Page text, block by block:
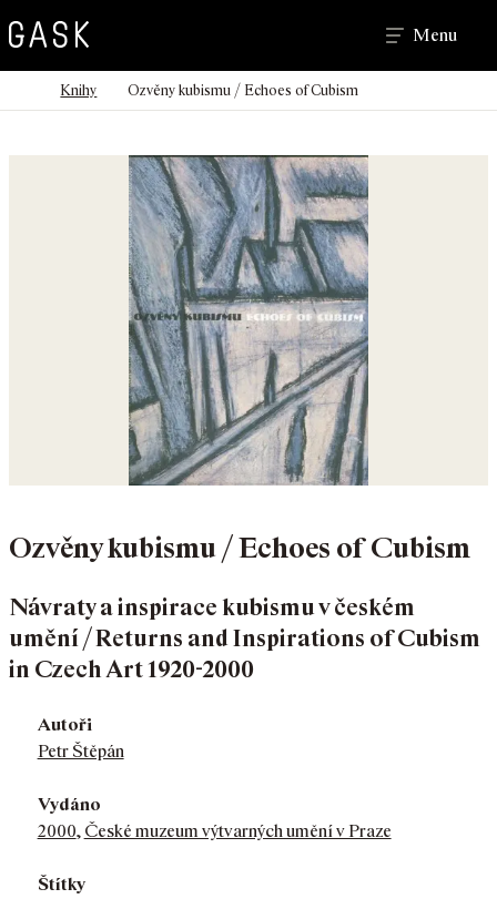
Hledat
Menu
DomůKnihy Ozvěny kubismu / Echoes of Cubism
Ozvěny kubismu / Echoes of Cubism
Návraty a inspirace kubismu v českém
umění / Returns and Inspirations of Cubism
in Czech Art 1920-2000
Autoři
Petr Štěpán
Vydáno
2000, České muzeum výtvarných umění v Praze
Štítky